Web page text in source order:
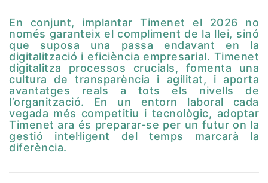
En conjunt, implantar Timenet el 2026 no
només garanteix el compliment de la llei, sinó
que suposa una passa endavant en la
digitalització i eficiència empresarial. Timenet
digitalitza processos crucials, fomenta una
cultura de transparència i agilitat, i aporta
avantatges reals a tots els nivells de
l’organització. En un entorn laboral cada
vegada més competitiu i tecnològic, adoptar
Timenet ara és preparar-se per un futur on la
gestió intel·ligent del temps marcarà la
diferència.